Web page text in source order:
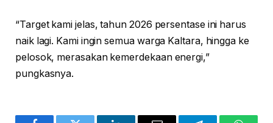
“Target kami jelas, tahun 2026 persentase ini harus
naik lagi. Kami ingin semua warga Kaltara, hingga ke
pelosok, merasakan kemerdekaan energi,”
pungkasnya.